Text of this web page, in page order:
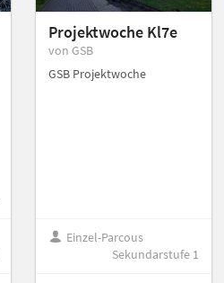
Projektwoche Kl7e
von GSB
GSB Projektwoche
Einzel-Parcous
Sekundarstufe 1